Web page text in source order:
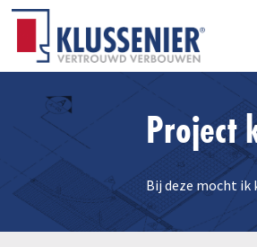
Project
Bij deze mocht